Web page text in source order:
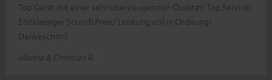
Top Gerät mit einer sehr überzeugenden Qualität! Top Service!
Erstklassiger Sound! Preis/ Leistung voll in Ordnung!
Dankeschön!
Marina & Christian R.